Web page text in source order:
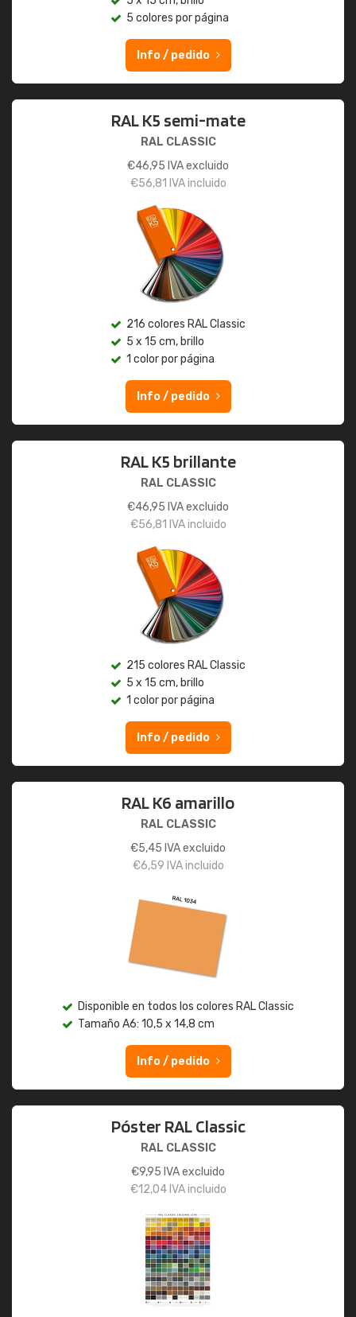
5 colores por página
Info / pedido
RAL K5 semi-mate
RAL CLASSIC
€46,95 IVA excluido
€56,81 IVA incluido
216 colores RAL Classic
5 x 15 cm, brillo
1 color por página
Info / pedido
RAL K5 brillante
RAL CLASSIC
€46,95 IVA excluido
€56,81 IVA incluido
215 colores RAL Classic
5 x 15 cm, brillo
1 color por página
Info / pedido
RAL K6 amarillo
RAL CLASSIC
€5,45 IVA excluido
€6,59 IVA incluido
Disponible en todos los colores RAL Classic
Tamaño A6: 10,5 x 14,8 cm
Info / pedido
Póster RAL Classic
RAL CLASSIC
€9,95 IVA excluido
€12,04IVA incluido